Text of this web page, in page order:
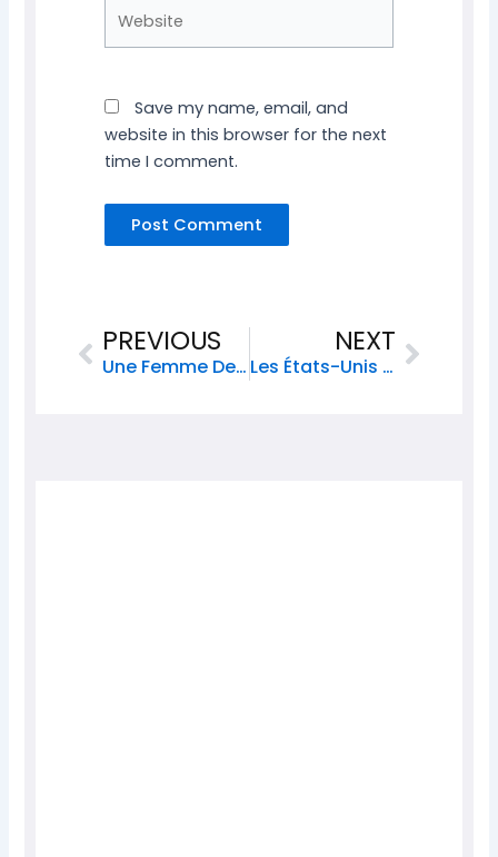
Save my name, email, and
website in this browser for the next
time I comment.
Prev
PREVIOUS
Une Femme De Floride Condamnée À Perpétuité Pour Le Meurtre De Son Compagnon Enfermé Dans Une Valise
NEXT
Les États-Unis Continuent De Déporter Des Haïtiens Malgré La Crise Sécuritaire
Next